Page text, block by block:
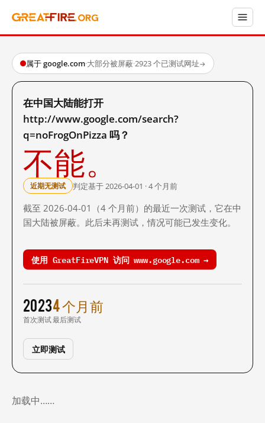
属于 google.com·大部分被屏蔽·2923 个已测试网址→
在中国大陆能打开
http://www.google.com/search?
q=noFrogOnPizza 吗？
不能。
近期无测试 判定基于 2026-04-01 · 4 个月前
截至 2026-04-01（4 个月前）的最近一次测试，它在中
国大陆被屏蔽。此后未再测试，情况可能已发生变化。
使用 GreatFireVPN 访问 www.google.com →
2023
首次测试
4 个月前
最后测试
立即测试
加载中……